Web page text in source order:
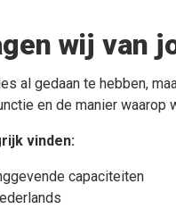
wij van
al gedaan te hebben,
en de manier waarop
vinden:
capaciteiten